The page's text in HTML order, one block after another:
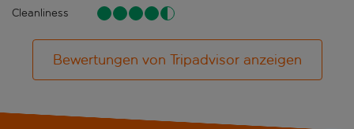
Cleanliness
Bewertungen von Tripadvisor anzeigen